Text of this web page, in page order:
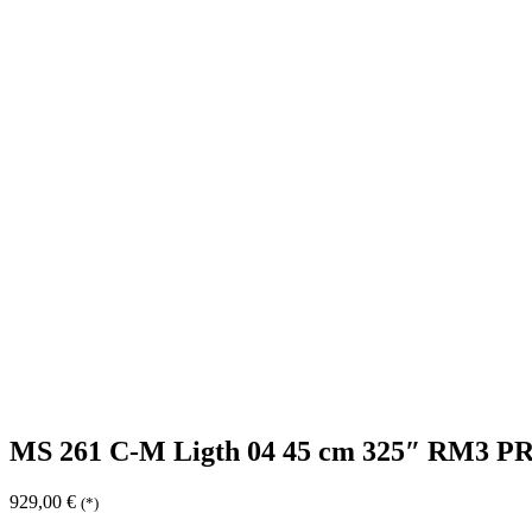
MS 261 C-M Ligth 04 45 cm 325″ RM3
929,00 € (*)